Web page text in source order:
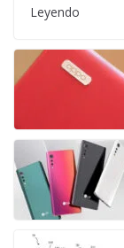
Leyendo